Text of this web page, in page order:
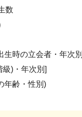
数
生時の立会者・年次
級)・年次別]
年齢・性別)